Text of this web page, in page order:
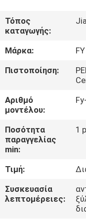
ΕΜΕΊΣ
ΓΎΡΟΣ
ΠΟΙΟΤΙΚΌΣ
ΈΛΕΓΧΟΣ
ΜΑΣ
ΕΛΆΤΕ
ΕΠΑΦΉ
Τόπος
καταγωγής:
Μάρκα:
FY
Πιστοποίηση:
Αριθμό
μοντέλου:
Ποσότητα
παραγγελίας
min:
1
Τιμή:
Συσκευασία
λεπτομέρειες: